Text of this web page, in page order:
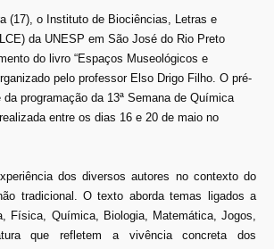
(17), o Instituto de Biociências, Letras e
da UNESP em São José do Rio Preto
do livro “Espaços Museológicos e
pelo professor Elso Drigo Filho. O pré-
da programação da 13ª Semana de Química
entre os dias 16 e 20 de maio no
dos diversos autores no contexto do
tradicional. O texto aborda temas ligados a
Física, Química, Biologia, Matemática, Jogos,
que refletem a vivência concreta dos